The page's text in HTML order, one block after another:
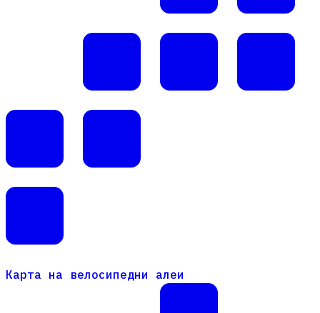
Карта на велосипедни алеи
Карта на велосипедни алеи